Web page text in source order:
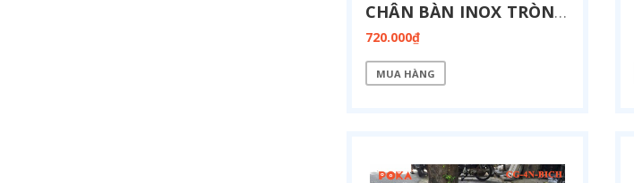
CHÂN BÀN INOX TRÒN CI-T38
720.000₫
MUA HÀNG